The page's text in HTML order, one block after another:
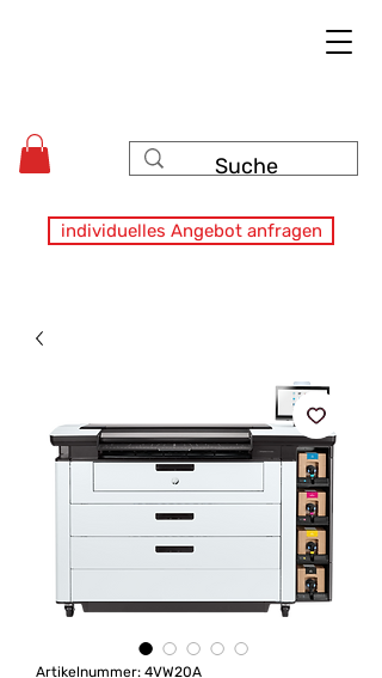
individuelles Angebot anfragen
Artikelnummer: 4VW20A